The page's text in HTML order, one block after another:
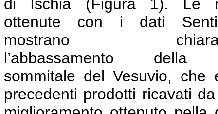
di Ischia (Figura 1). Le
ottenute con i dati
mostrano
l’abbassamento della
sommitale del Vesuvio,
precedenti prodotti ricavati